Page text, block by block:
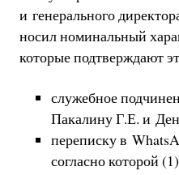
и генерального
носил номинальный
которые подтверждают
служебное
Пакалину Г.Е. и
переписку в
согласно которой